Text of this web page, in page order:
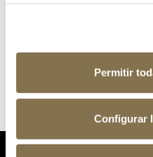
Permitir
Configurar